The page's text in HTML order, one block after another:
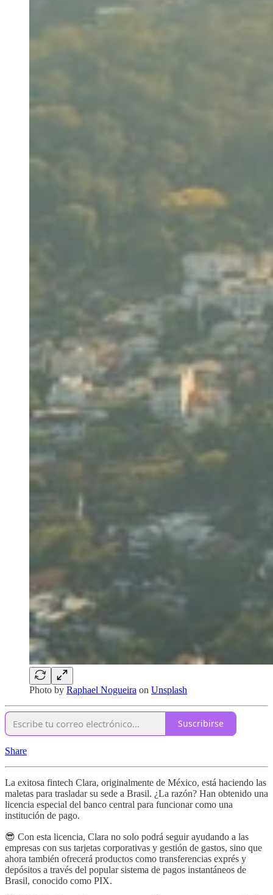
Photo by Raphael Nogueira on Unsplash
Suscribirse
Share
La exitosa fintech Clara, originalmente de México, está haciendo las
maletas para trasladar su sede a Brasil. ¿La razón? Han obtenido una
licencia especial del banco central para funcionar como una
institución de pago.
😎 Con esta licencia, Clara no solo podrá seguir ayudando a las
empresas con sus tarjetas corporativas y gestión de gastos, sino que
ahora también ofrecerá productos como transferencias exprés y
depósitos a través del popular sistema de pagos instantáneos de
Brasil, conocido como PIX.